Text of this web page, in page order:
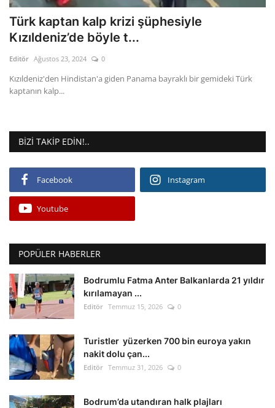
Türk kaptan kalp krizi şüphesiyle
Kızıldeniz’de böyle t...
Editör Ağustos 23, 2024 0
Kızıldeniz'den Hindistan'a giden Panama bayraklı bir gemideki Türk
kaptanın kalp...
BIZI TAKIP EDIN!..
Facebook Instagram
Youtube
POPÜLER HABERLER
Bodrumlu Fatma Anter Balkanlarda 21 yıldır
kırılamayan ...
Editör Temmuz 15, 2026 0
Turistler yüzerken 700 bin euroya yakın
nakit dolu çan...
Editör Temmuz 31, 2026 0
Bodrum’da utandıran halk plajları